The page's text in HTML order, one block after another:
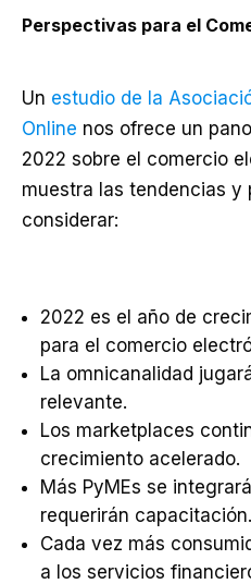
Perspectivas para el
Un estudio de la
Online nos ofrece un
2022 sobre el comercio
muestra las tendencias y
considerar:
2022 es el año de
para el comercio
La omnicanalidad
relevante.
Los marketplaces
crecimiento acelerado.
Más PyMEs se
requerirán capacitación.
Cada vez más
a los servicios